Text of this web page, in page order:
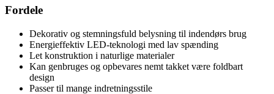
Fordele
Dekorativ og stemningsfuld belysning til indendørs brug
Energieffektiv LED-teknologi med lav spænding
Let konstruktion i naturlige materialer
Kan genbruges og opbevares nemt takket være foldbart
design
Passer til mange indretningsstile